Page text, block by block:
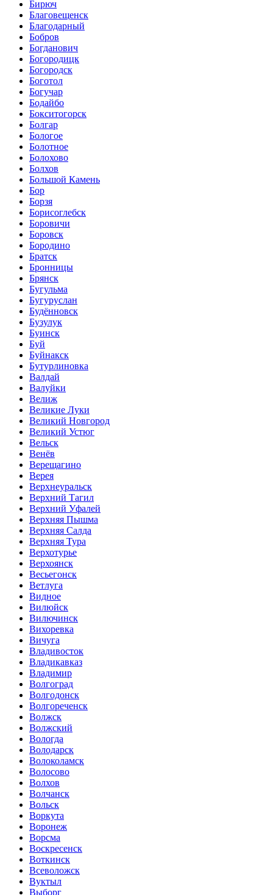
Бирюч
Благовещенск
Благодарный
Бобров
Богданович
Богородицк
Богородск
Боготол
Богучар
Бодайбо
Бокситогорск
Болгар
Бологое
Болотное
Болохово
Болхов
Большой Камень
Бор
Борзя
Борисоглебск
Боровичи
Боровск
Бородино
Братск
Бронницы
Брянск
Бугульма
Бугуруслан
Будённовск
Бузулук
Буинск
Буй
Буйнакск
Бутурлиновка
Валдай
Валуйки
Велиж
Великие Луки
Великий Новгород
Великий Устюг
Вельск
Венёв
Верещагино
Верея
Верхнеуральск
Верхний Тагил
Верхний Уфалей
Верхняя Пышма
Верхняя Салда
Верхняя Тура
Верхотурье
Верхоянск
Весьегонск
Ветлуга
Видное
Вилюйск
Вилючинск
Вихоревка
Вичуга
Владивосток
Владикавказ
Владимир
Волгоград
Волгодонск
Волгореченск
Волжск
Волжский
Вологда
Володарск
Волоколамск
Волосово
Волхов
Волчанск
Вольск
Воркута
Воронеж
Ворсма
Воскресенск
Воткинск
Всеволожск
Вуктыл
Выборг